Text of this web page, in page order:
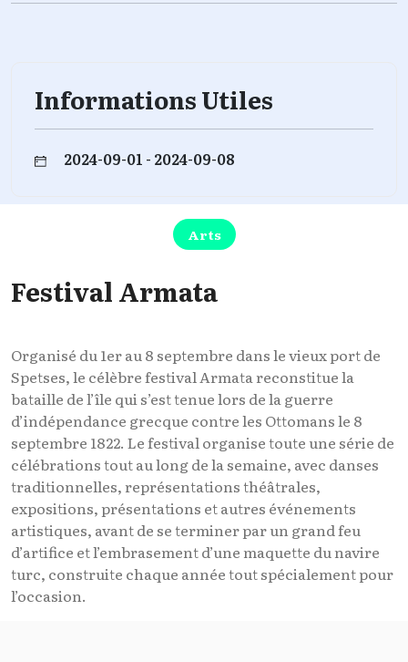
Informations Utiles
2024-09-01 - 2024-09-08
Arts
Festival Armata
Organisé du 1er au 8 septembre dans le vieux port de
Spetses, le célèbre festival Armata reconstitue la
bataille de l’île qui s’est tenue lors de la guerre
d’indépendance grecque contre les Ottomans le 8
septembre 1822. Le festival organise toute une série de
célébrations tout au long de la semaine, avec danses
traditionnelles, représentations théâtrales,
expositions, présentations et autres événements
artistiques, avant de se terminer par un grand feu
d’artifice et l’embrasement d’une maquette du navire
turc, construite chaque année tout spécialement pour
l’occasion.